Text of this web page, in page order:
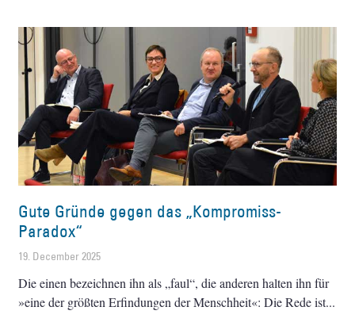
Gute Gründe gegen das „Kompromiss-
Paradox“
19. December 2025
Die einen bezeichnen ihn als „faul“, die anderen halten ihn für
»eine der größten Erfindungen der Menschheit«: Die Rede ist